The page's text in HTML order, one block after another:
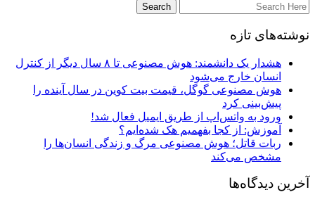
نوشته‌های تازه
هشدار یک دانشمند: هوش مصنوعی تا ۸ سال دیگر از کنترل
انسان خارج می‌شود
هوش مصنوعی گوگل، قیمت بیت کوین در سال آینده را
پیش‌بینی کرد
ورود به واتس‌اپ از طریق ایمیل فعال شد!
آموزش: از کجا بفهمیم هک شده‌ایم؟
ربات قاتل؛ هوش مصنوعی مرگ و زندگی انسان‌ها را
مشخص می‌کند
آخرین دیدگاه‌ها